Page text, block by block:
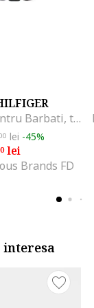
Pantofi sport pentru Barbati, tjm archive retro runner, EM0EM01486-0G1, Argintiu, Argintiu
lei -45%
lei
Brands FD
interesa